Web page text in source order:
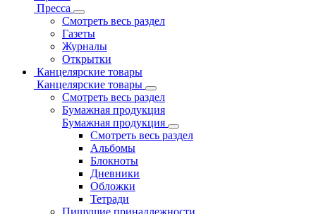
Пресса
Смотреть весь раздел
Газеты
Журналы
Открытки
Канцелярские товары
Канцелярские товары
Смотреть весь раздел
Бумажная продукция
Бумажная продукция
Смотреть весь раздел
Альбомы
Блокноты
Дневники
Обложки
Тетради
Пишущие принадлежности